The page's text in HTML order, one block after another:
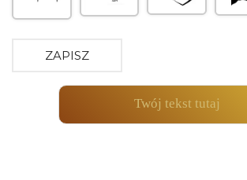
ZAPISZ
Twój tekst tutaj